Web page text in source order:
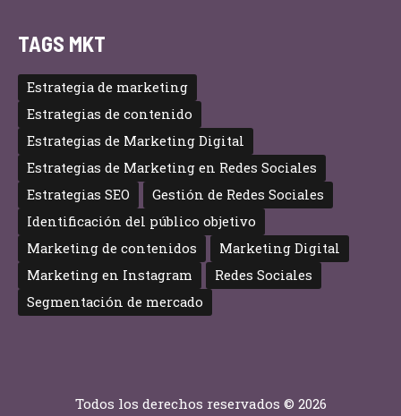
TAGS MKT
Estrategia de marketing
Estrategias de contenido
Estrategias de Marketing Digital
Estrategias de Marketing en Redes Sociales
Estrategias SEO
Gestión de Redes Sociales
Identificación del público objetivo
Marketing de contenidos
Marketing Digital
Marketing en Instagram
Redes Sociales
Segmentación de mercado
Todos los derechos reservados © 2026